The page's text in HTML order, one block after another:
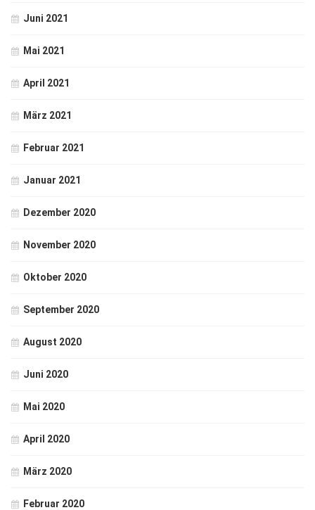
Juni 2021
Mai 2021
April 2021
März 2021
Februar 2021
Januar 2021
Dezember 2020
November 2020
Oktober 2020
September 2020
August 2020
Juni 2020
Mai 2020
April 2020
März 2020
Februar 2020